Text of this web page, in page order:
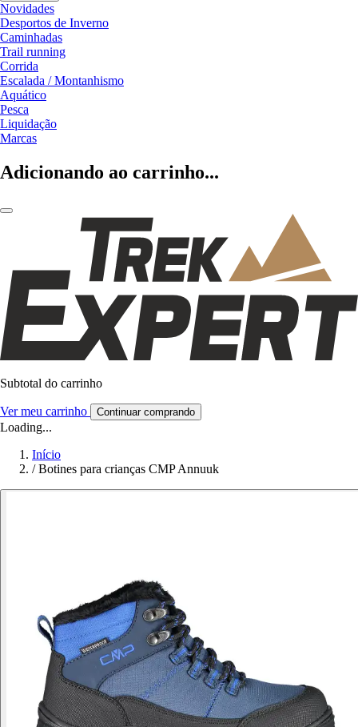
Novidades
Desportos de Inverno
Caminhadas
Trail running
Corrida
Escalada / Montanhismo
Aquático
Pesca
Liquidação
Marcas
Adicionando ao carrinho...
Subtotal do carrinho
Ver meu carrinho Continuar comprando
Loading...
Início
/ Botines para crianças CMP Annuuk